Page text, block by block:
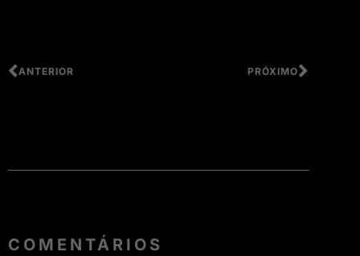
ANTERIOR PRÓXIMO
COMENTÁRIOS